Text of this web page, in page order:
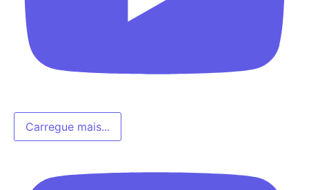
Carregue mais...